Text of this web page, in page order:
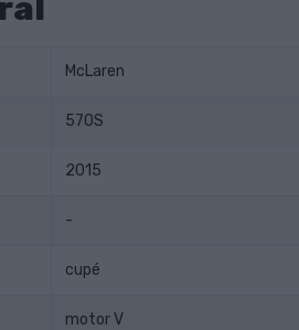
McLaren
570S
2015
-
cupé
motor V